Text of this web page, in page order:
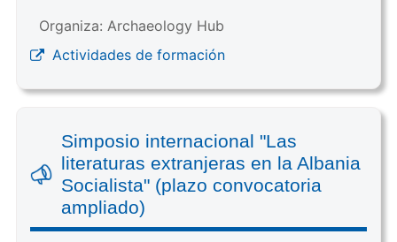
Organiza: Archaeology Hub
Actividades de formación
Simposio internacional "Las
literaturas extranjeras en la Albania
Socialista" (plazo convocatoria
ampliado)